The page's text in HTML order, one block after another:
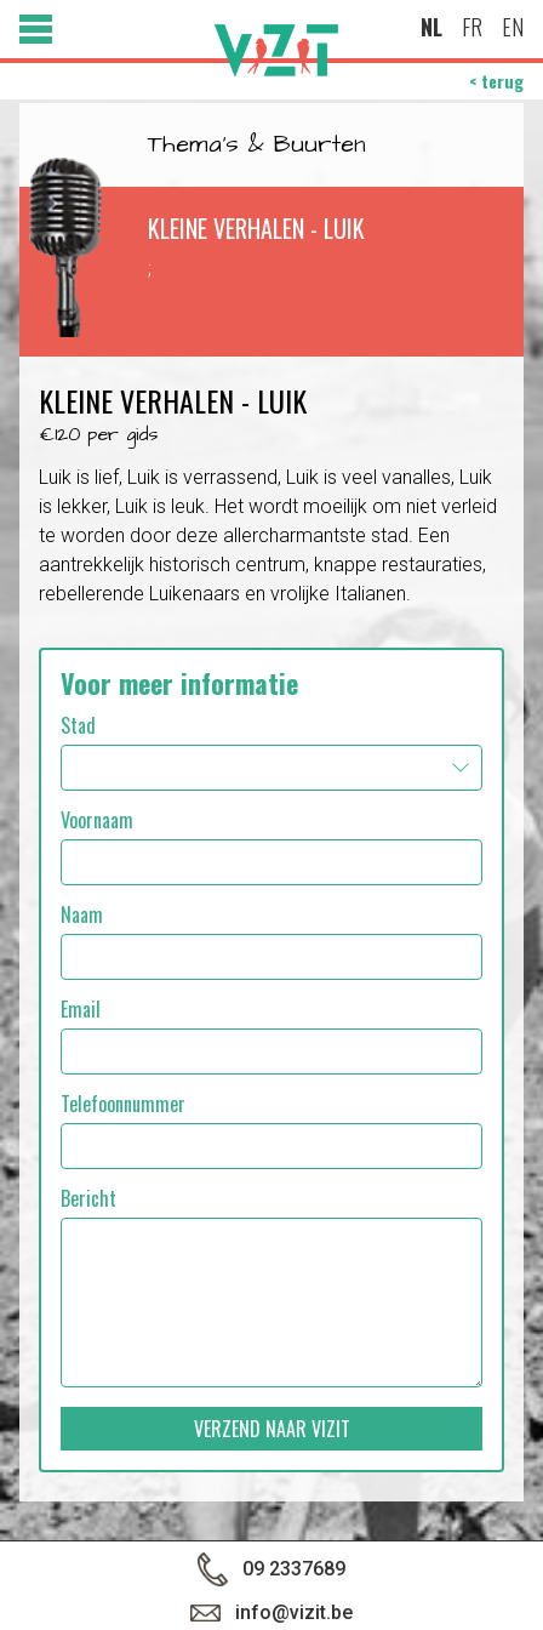
NL FR EN
< terug
Thema's & Buurten
KLEINE VERHALEN - LUIK
;
Voor meer informatie
Stad
Voornaam
Naam
Email
Telefoonnummer
Bericht
VERZEND NAAR VIZIT
KLEINE VERHALEN - LUIK
€120 per gids
Luik is lief, Luik is verrassend, Luik is veel vanalles, Luik
is lekker, Luik is leuk. Het wordt moeilijk om niet verleid
te worden door deze allercharmantste stad. Een
aantrekkelijk historisch centrum, knappe restauraties,
rebellerende Luikenaars en vrolijke Italianen.
09 2337689
info@vizit.be